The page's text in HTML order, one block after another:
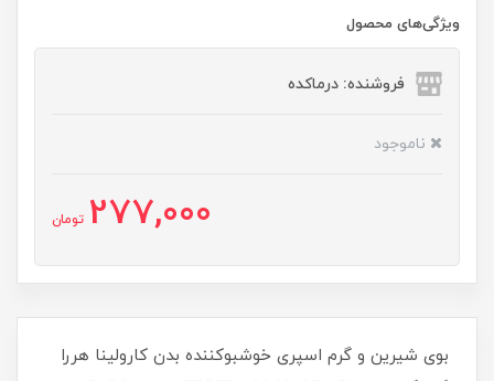
ویژگی‌های محصول
فروشنده: درماکده
ناموجود
277,000 تومان
بوی شیرین و گرم اسپری خوشبوکننده بدن کارولینا هررا